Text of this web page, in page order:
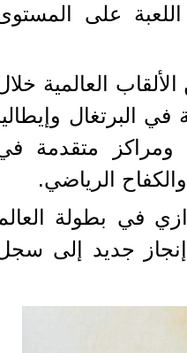
على
العالمية
في البرتغال
ومراكز متقدمة
الرياضي.
في بطولة
إنجاز جديد إلى